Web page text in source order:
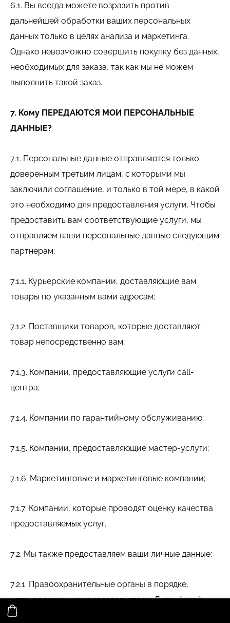
6.1. Вы всегда можете возразить против
дальнейшей обработки ваших персональных
данных только в целях анализа и маркетинга.
Однако невозможно совершить покупку без данных,
необходимых для заказа, так как мы не можем
выполнить такой заказ.
7. Кому ПЕРЕДАЮТСЯ МОИ ПЕРСОНАЛЬНЫЕ
ДАННЫЕ?
7.1. Персональные данные отправляются только
доверенным третьим лицам, с которыми мы
заключили соглашение, и только в той мере, в какой
это необходимо для предоставления услуги. Чтобы
предоставить вам соответствующие услуги, мы
отправляем ваши персональные данные следующим
партнерам:
7.1.1. Курьерские компании, доставляющие вам
товары по указанным вами адресам;
7.1.2. Поставщики товаров, которые доставляют
товар непосредственно вам;
7.1.3. Компании, предоставляющие услуги call-
центра;
7.1.4. Компании по гарантийному обслуживанию;
7.1.5. Компании, предоставляющие мастер-услуги;
7.1.6. Маркетинговые и маркетинговые компании;
7.1.7. Компании, которые проводят оценку качества
предоставляемых услуг.
7.2. Мы также предоставляем ваши личные данные:
7.2.1. Правоохранительные органы в порядке,
установленном законодательством Латвийской
Республики;